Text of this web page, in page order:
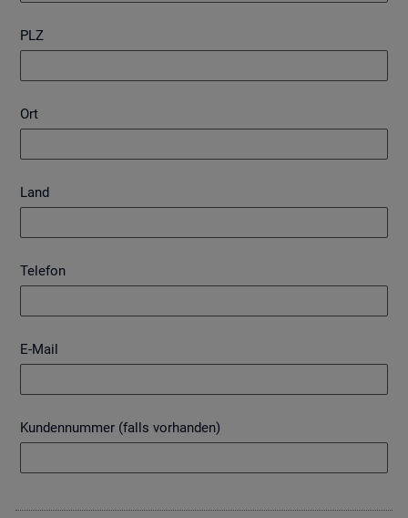
PLZ
Ort
Land
Telefon
E-Mail
Kundennummer (falls vorhanden)